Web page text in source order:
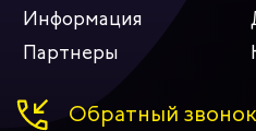
Информация
Партнеры
Обратный звонок